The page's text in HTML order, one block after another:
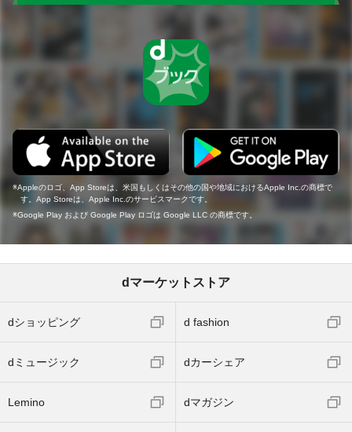
Appleのロゴ、App Storeは、米国もしくはその他の国や地域におけるApple Inc.の商標で
す。App Storeは、Apple Inc.のサービスマークです。
Google Play および Google Play ロゴは Google LLC の商標です。
dマーケットストア
dショッピング d fashion
dミュージック dカーシェア
Lemino dマガジン